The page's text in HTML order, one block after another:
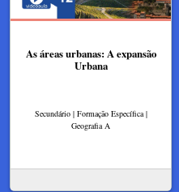
As áreas urbanas: A expansão
Urbana
Secundário | Formação Específica |
Geografia A